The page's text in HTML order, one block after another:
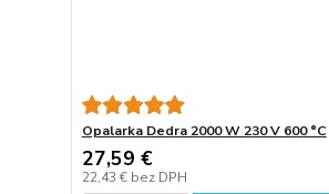
Opalarka Dedra 2000 W 230 V 600 °C
27,59 €
22,43 € bez DPH